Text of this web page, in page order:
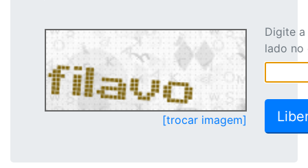
[trocar imagem]
Digite
lado no